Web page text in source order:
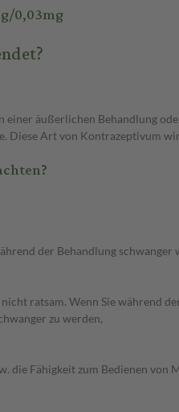
0,03mg
äußerlichen Behandlung
Art von Kontrazeptivum
der Behandlung schwanger
ratsam. Wenn Sie während
zu werden,
die Fähigkeit zum Bedienen von